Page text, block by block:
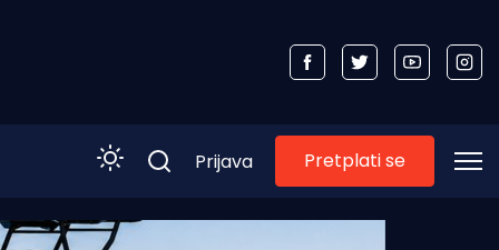
Prijava Pretplati se